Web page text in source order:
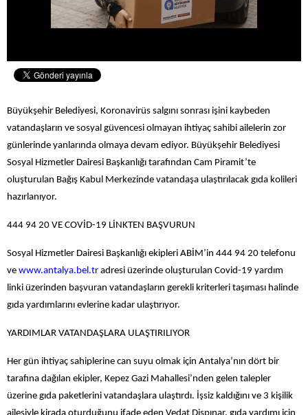
Büyükşehir Belediyesi, Koronavirüs salgını sonrası işini kaybeden
vatandaşların ve sosyal güvencesi olmayan ihtiyaç sahibi ailelerin zor
günlerinde yanlarında olmaya devam ediyor. Büyükşehir Belediyesi
Sosyal Hizmetler Dairesi Başkanlığı tarafından Cam Piramit’te
oluşturulan Bağış Kabul Merkezinde vatandaşa ulaştırılacak gıda kolileri
hazırlanıyor.
444 94 20 VE COVİD-19 LİNKTEN BAŞVURUN
Sosyal Hizmetler Dairesi Başkanlığı ekipleri ABİM’in 444 94 20 telefonu
ve www.antalya.bel.tr adresi üzerinde oluşturulan Covid-19 yardım
linki üzerinden başvuran vatandaşların gerekli kriterleri taşıması halinde
gıda yardımlarını evlerine kadar ulaştırıyor.
YARDIMLAR VATANDAŞLARA ULAŞTIRILIYOR
Her gün ihtiyaç sahiplerine can suyu olmak için Antalya’nın dört bir
tarafına dağılan ekipler, Kepez Gazi Mahallesi’nden gelen talepler
üzerine gıda paketlerini vatandaşlara ulaştırdı. İşsiz kaldığını ve 3 kişilik